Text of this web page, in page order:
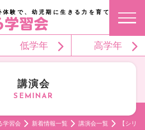
体験で、幼児期に生きる力を育てる。
低学年 高学年
講演会
学習会 新着情報一覧 講演会一覧 【シリ